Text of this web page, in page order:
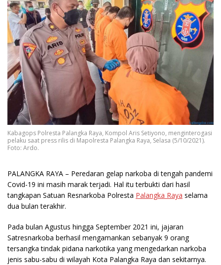
Kabagops Polresta Palangka Raya, Kompol Aris Setiyono, menginterogasi
pelaku saat press rilis di Mapolresta Palangka Raya, Selasa (5/10/2021).
Foto: Ardo.
PALANGKA RAYA – Peredaran gelap narkoba di tengah pandemi
Covid-19 ini masih marak terjadi. Hal itu terbukti dari hasil
tangkapan Satuan Resnarkoba Polresta Palangka Raya selama
dua bulan terakhir.
Pada bulan Agustus hingga September 2021 ini, jajaran
Satresnarkoba berhasil mengamankan sebanyak 9 orang
tersangka tindak pidana narkotika yang mengedarkan narkoba
jenis sabu-sabu di wilayah Kota Palangka Raya dan sekitarnya.